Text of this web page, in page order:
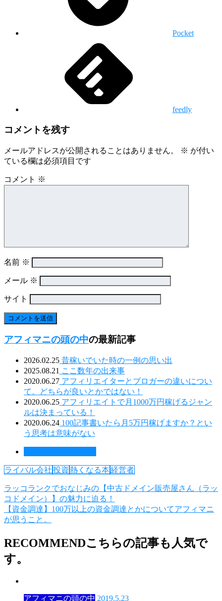
Pocket
feedly
コメントを残す
メールアドレスが公開されることはありません。 ※ が付い
ている欄は必須項目です
コメント ※
名前 ※
メール ※
サイト
アフィマニの頭の中の最新記事
2026.02.25 昔稼いでいた時の一例の思い出
2025.08.21 ここ数年の出来事
2020.06.27 アフィリエイターとブロガーの違いについ
て。どちらが良いとかではない！
2020.06.25 アフィリエイトで月1000万円稼げるジャン
ルは決まっている！
2020.06.24 100記事書いたら月5万円稼げますか？とい
う思考は意味がない
ライバル会社投資熱くなる本経営者
ラッコランクでおなじみの【中古ドメイン販売屋さん（ラッ
コドメイン）】の魅力に迫る！
【資金調達】100万以上の資金調達とかについてアフィマニ
が思うこと。
RECOMMENDこちらの記事も人気で
す。
アフィマニの頭の中 2019.5.23